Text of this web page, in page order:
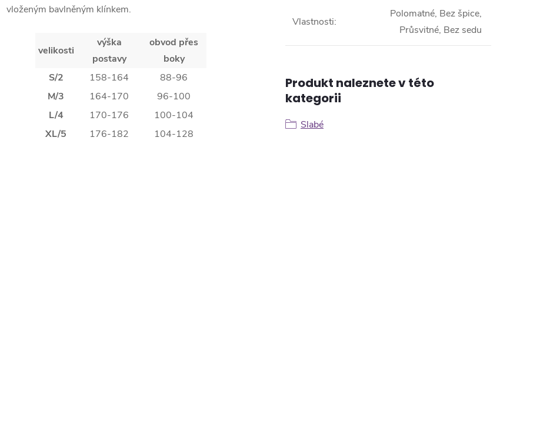
vloženým bavlněným klínkem.
velikosti
výška
postavy
obvod přes
boky
S/2
158-164
88-96
M/3
164-170
96-100
L/4
170-176
100-104
XL/5
176-182 104-128
Vlastnosti:
Polomatné, Bez špice,
Průsvitné, Bez sedu
Produkt naleznete v této
kategorii
Slabé